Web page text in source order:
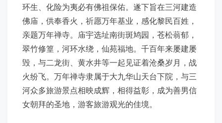
环生、化险为夷必有佛祖保佑。遂下旨在三河建造
佛庙，供奉香火，祈愿万年基业，感化黎民百姓，
亲题万年禅寺。庙宇选址南街斑鸠园，苍松蓊郁，
翠竹修篁，河环水绕，仙苑福地。千百年来屡建屡
毁，与二龙街、黄水井等一起见证着沧桑岁月，战
火纷飞。万年禅寺隶属于大九华山天台下院，与三
河众多旅游景点相映成辉，相得益彰，成为善男信
女朝拜的圣地，游客旅游观光的佳境。